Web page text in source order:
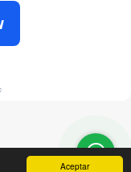
Aceptar